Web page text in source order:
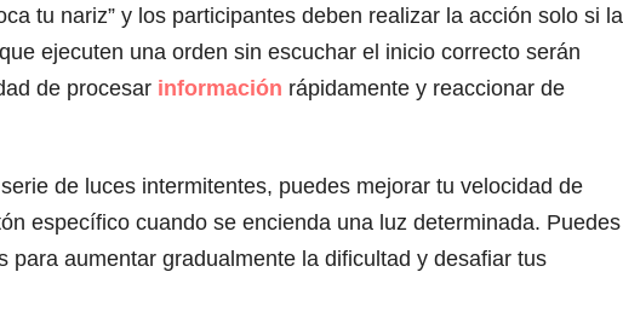
tu nariz” y los participantes deben realizar la acción solo si la
ejecuten una orden sin escuchar el inicio correcto serán
de procesar información rápidamente y reaccionar de
de luces intermitentes, puedes mejorar tu velocidad de
específico cuando se encienda una luz determinada. Puedes
para aumentar gradualmente la dificultad y desafiar tus